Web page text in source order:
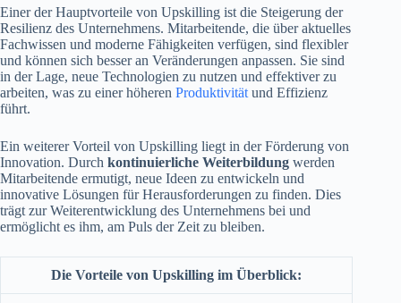
Einer der Hauptvorteile von Upskilling ist die Steigerung der
Resilienz des Unternehmens. Mitarbeitende, die über aktuelles
Fachwissen und moderne Fähigkeiten verfügen, sind flexibler
und können sich besser an Veränderungen anpassen. Sie sind
in der Lage, neue Technologien zu nutzen und effektiver zu
arbeiten, was zu einer höheren Produktivitätund Effizienz
führt.
Ein weiterer Vorteil von Upskilling liegt in der Förderung von
Innovation. Durch kontinuierliche Weiterbildung werden
Mitarbeitende ermutigt, neue Ideen zu entwickeln und
innovative Lösungen für Herausforderungen zu finden. Dies
trägt zur Weiterentwicklung des Unternehmens bei und
ermöglicht es ihm, am Puls der Zeit zu bleiben.
Die Vorteile von Upskilling im Überblick: